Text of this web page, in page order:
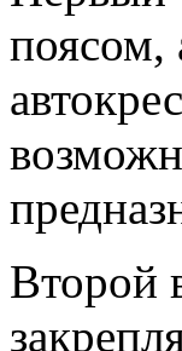
поясом,
Второй